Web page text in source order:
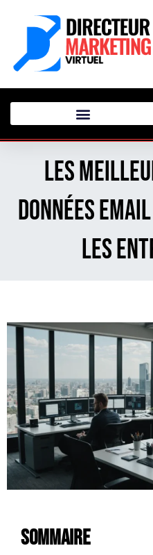
Les
Données
les
Sommaire